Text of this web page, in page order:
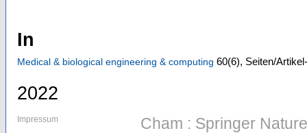
In
Medical & biological engineering & computing 60(6), Seiten/
2022
Impressum Cham : Springer Nature